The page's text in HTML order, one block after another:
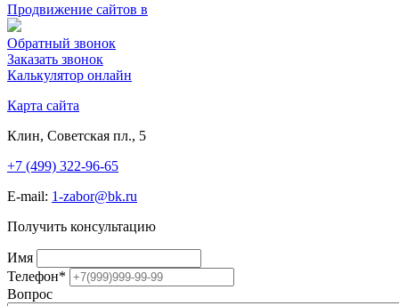
Продвижение сайтов в
Обратный звонок
Заказать звонок
Калькулятор онлайн
Карта сайта
Клин, Советская пл., 5
+7 (499) 322-96-65
E-mail: 1-zabor@bk.ru
Получить консультацию
Имя
Телефон*
Вопрос